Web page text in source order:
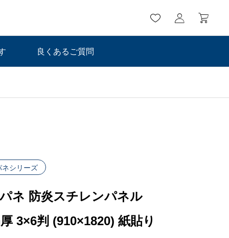
良くあるご質問
ネシリーズ
ネ 防炎スチレンパネル
3×6判 (910×1820) 紙貼り